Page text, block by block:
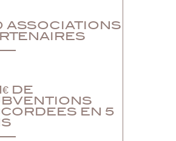
ASSOCIATIONS
DE
EN 5